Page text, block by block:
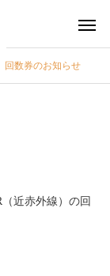
回数券のお知らせ
近赤外線）の回